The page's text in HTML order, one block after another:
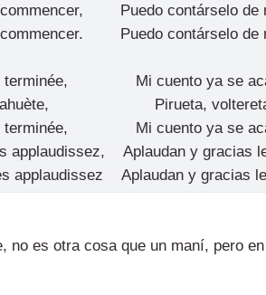
applaudissez,
applaudissez
Puedo contárselo de
Puedo contárselo de
Mi cuento ya se
Pirueta,
Mi cuento ya se
Aplaudan y gracias
Aplaudan y gracias
no es otra cosa que un maní, pero